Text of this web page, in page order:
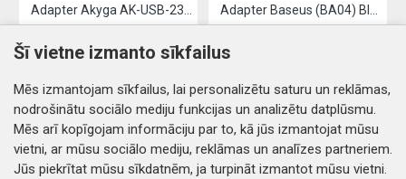
Šī vietne izmanto sīkfailus
Mēs izmantojam sīkfailus, lai personalizētu saturu un reklāmas,
nodrošinātu sociālo mediju funkcijas un analizētu datplūsmu.
Mēs arī kopīgojam informāciju par to, kā jūs izmantojat mūsu
vietni, ar mūsu sociālo mediju, reklāmas un analīzes partneriem.
Jūs piekrītat mūsu sīkdatnēm, ja turpināt izmantot mūsu vietni.